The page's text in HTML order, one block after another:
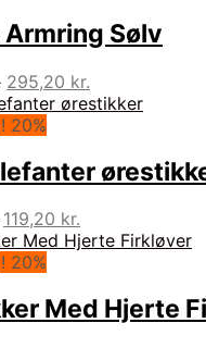
Armring Sølv
Den
oprindelige
pris
369,00 kr..
295,20 kr.
aktuelle
295,20 kr..
20%
Den
oprindelige
pris
149,00 kr..
119,20 kr.
aktuelle
119,20 kr..
20%
Med Hjerte